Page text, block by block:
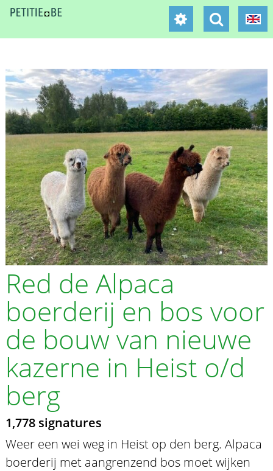
Red de Alpaca
boerderij en bos voor
de bouw van nieuwe
kazerne in Heist o/d
berg
1,778 signatures
Weer een wei weg in Heist op den berg. Alpaca
boerderij met aangrenzend bos moet wijken